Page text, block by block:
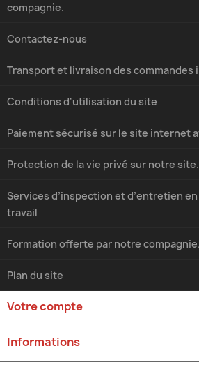
Transport et livraison des commandes
Conditions d'utilisation du site
compagnie.
Paiement sécurisé sur le site internet
Protection de la vie privé sur notre site.
Services d’inspection et d’entretien
travail
Formation offerte par notre compagnie.
Contactez-nous
Plan du site
Votre compte
Informations